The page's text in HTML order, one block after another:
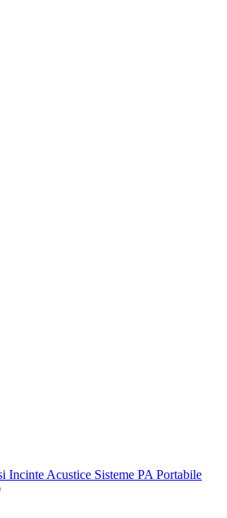
Incinte Acustice Sisteme PA Portabile